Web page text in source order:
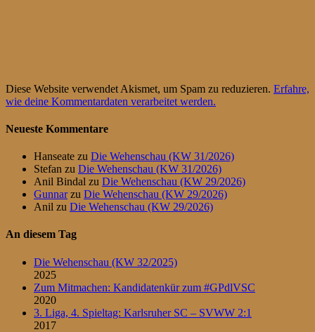
Diese Website verwendet Akismet, um Spam zu reduzieren. Erfahre,
wie deine Kommentardaten verarbeitet werden.
Neueste Kommentare
Hanseate zu Die Wehenschau (KW 31/2026)
Stefan zu Die Wehenschau (KW 31/2026)
Anil Bindal zu Die Wehenschau (KW 29/2026)
Gunnarzu Die Wehenschau (KW 29/2026)
Anil zu Die Wehenschau (KW 29/2026)
An diesem Tag
Die Wehenschau (KW 32/2025)
2025
Zum Mitmachen: Kandidatenkür zum #GPdlVSC
2020
3. Liga, 4. Spieltag: Karlsruher SC – SVWW 2:1
2017